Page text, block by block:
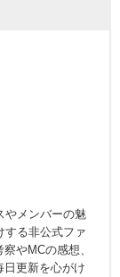
やメンバーの魅
する非公式ファ
やMCの感想、
日更新を心がけ